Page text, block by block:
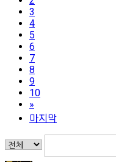
3
4
5
6
7
8
9
10
»
마지막